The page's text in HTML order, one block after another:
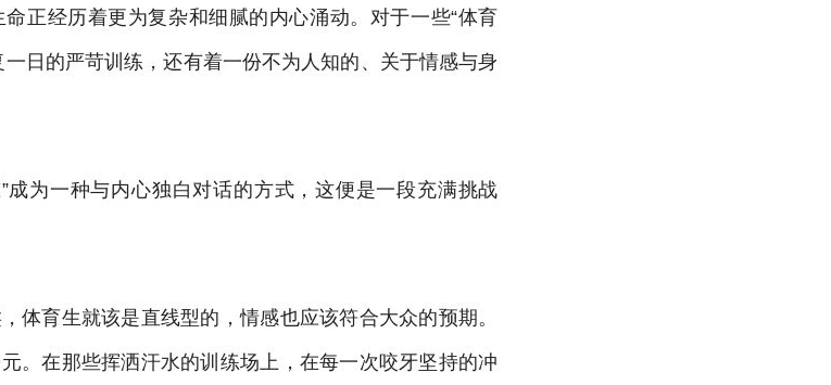
正经历着更为复杂和细腻的内心涌动。对于一些“体育
日的严苛训练，还有着一份不为人知的、关于情感与身
成为一种与内心独白对话的方式，这便是一段充满挑战
体育生就该是直线型的，情感也应该符合大众的预期。
。在那些挥洒汗水的训练场上，在每一次咬牙坚持的冲